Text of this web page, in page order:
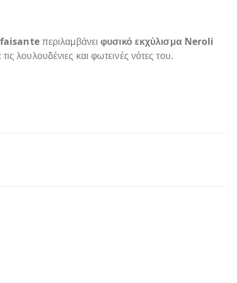
περιλαμβάνειφυσικό εκχύλισμα Neroli
λουλουδένιες και φωτεινές νότες του.